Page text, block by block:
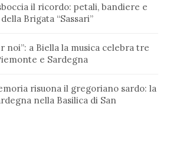
il ricordo: petali, bandiere e
Brigata “Sassari”
noi”: a Biella la musica celebra tre
e Sardegna
risuona il gregoriano sardo: la
nella Basilica di San